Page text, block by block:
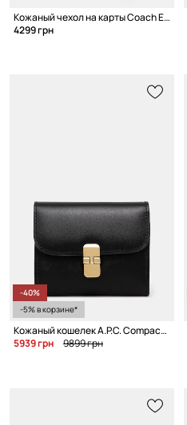
Кожаный чехол на карты Coach Essential Card Case
4299 грн
-40%
-5% в корзине*
Кожаный кошелек A.P.C. Compact Grace
5939 грн
9899 грн